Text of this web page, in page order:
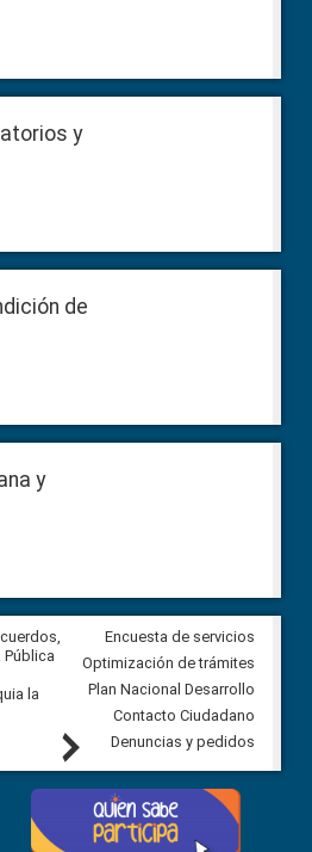
y
de
y
Pública
la
CPCCS convoca a Veeduría
Ciudadana para vigilar el
5 agosto, 2026
Next
Encuesta de servicios
Optimización de trámites
Plan Nacional Desarrollo
Contacto Ciudadano
Denuncias y pedidos